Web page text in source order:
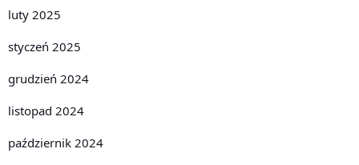
luty 2025
styczeń 2025
grudzień 2024
listopad 2024
październik 2024